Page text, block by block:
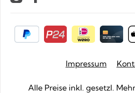
Impressum
Alle Preise inkl. gesetzl.